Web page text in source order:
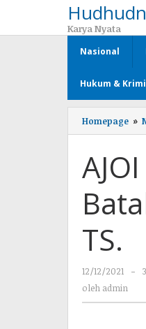
Karya Nyata
Nasional
Hukum &
Homepage »
TS.
12/12/2021 -
oleh admin